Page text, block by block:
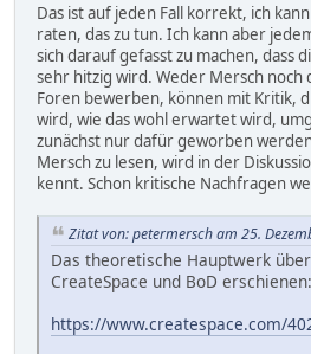
Das ist auf jeden Fall korrekt, ich
raten, das zu tun. Ich kann aber
sich darauf gefasst zu machen, dass
sehr hitzig wird. Weder Mersch noch
Foren bewerben, können mit Kritik,
wird, wie das wohl erwartet wird,
zunächst nur dafür geworben
Mersch zu lesen, wird in der
kennt. Schon kritische Nachfragen
Zitat von: petermersch am 25.
Das theoretische Hauptwerk
CreateSpace und BoD erschienen:
https://www.createspace.com/